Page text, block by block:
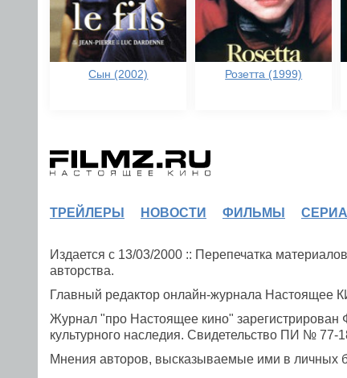
Сын (2002) Розетта (1999)
ТРЕЙЛЕРЫ НОВОСТИ ФИЛЬМЫ
Издается с 13/03/2000 :: Перепечатка
авторства.
Главный редактор онлайн-журнала Настоящее
Журнал "про Настоящее кино" зарегистрирован
культурного наследия. Свидетельство ПИ № 77-
Мнения авторов, высказываемые ими в личных